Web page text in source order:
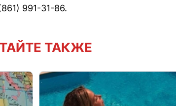
991-31-86.
ТАКЖЕ